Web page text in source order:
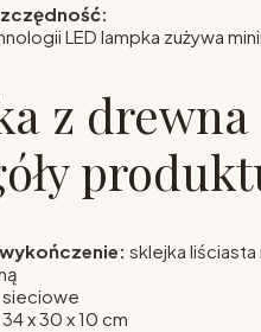
LED lampka zużywa
z
wykończenie: sklejka
sieciowe
34 x 30 x 10 cm